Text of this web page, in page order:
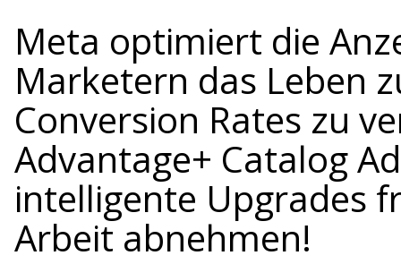
Meta optimiert die
Marketern das Leben
Conversion Rates zu
Advantage+ Catalog
intelligente Upgrades
Arbeit abnehmen!